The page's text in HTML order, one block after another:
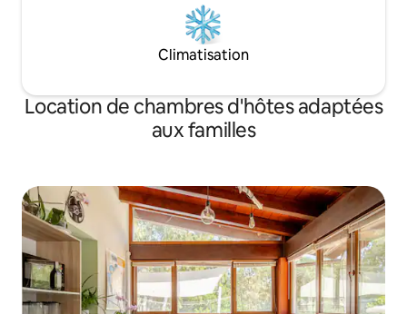
Climatisation
Location de chambres d'hôtes adaptées
aux familles